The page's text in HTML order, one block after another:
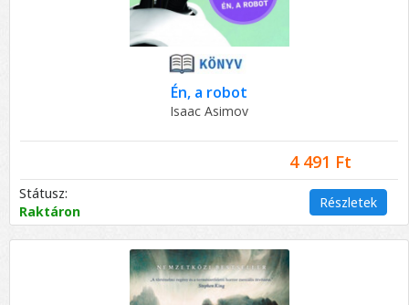
Én, a robot
Isaac Asimov
4 491 Ft
Státusz:
Raktáron
Részletek